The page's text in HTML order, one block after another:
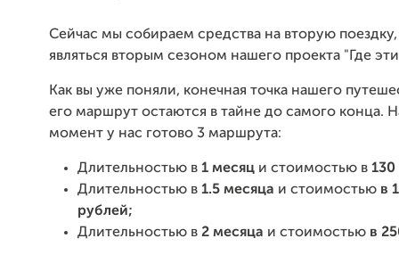
Сейчас мы собираем средства на вторую
являться вторым сезоном нашего проекта "Где
Как вы уже поняли, конечная точка нашего
его маршрут остаются в тайне до самого конца.
момент у нас готово 3 маршрута:
Длительностью в 1 месяц и стоимостью в
Длительностью в 1.5 месяца и стоимостью в
рублей;
Длительностью в 2 месяца и стоимостью в